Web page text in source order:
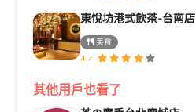
東悅坊港式飲茶-台南店
美食
4.7
其他用戶也看了